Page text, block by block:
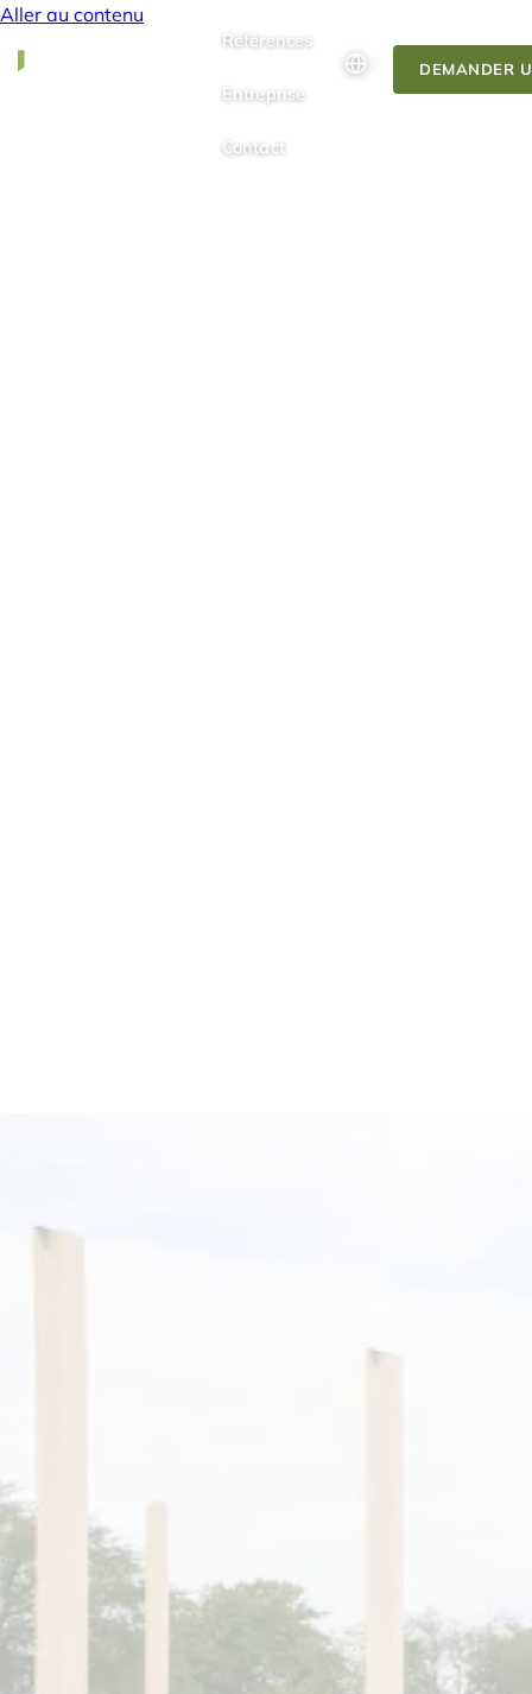
Aller au contenu
Références
Entreprise
Contact
DEMANDER